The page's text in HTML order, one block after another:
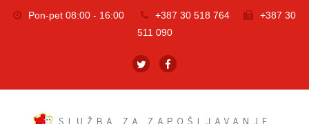
Pon-pet 08:00 - 16:00 +387 30 518 764
+387 30
511 090